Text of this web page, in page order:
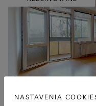
NASTAVENIA